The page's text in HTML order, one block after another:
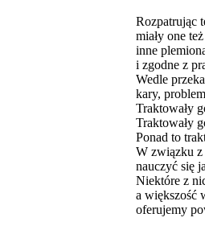
Rozpatrując
miały one
inne
i zgodne z
Wedle
kary,
Traktowały
Traktowały
Ponad to
W związku z
nauczyć się
Niektóre z
a większość
oferujemy